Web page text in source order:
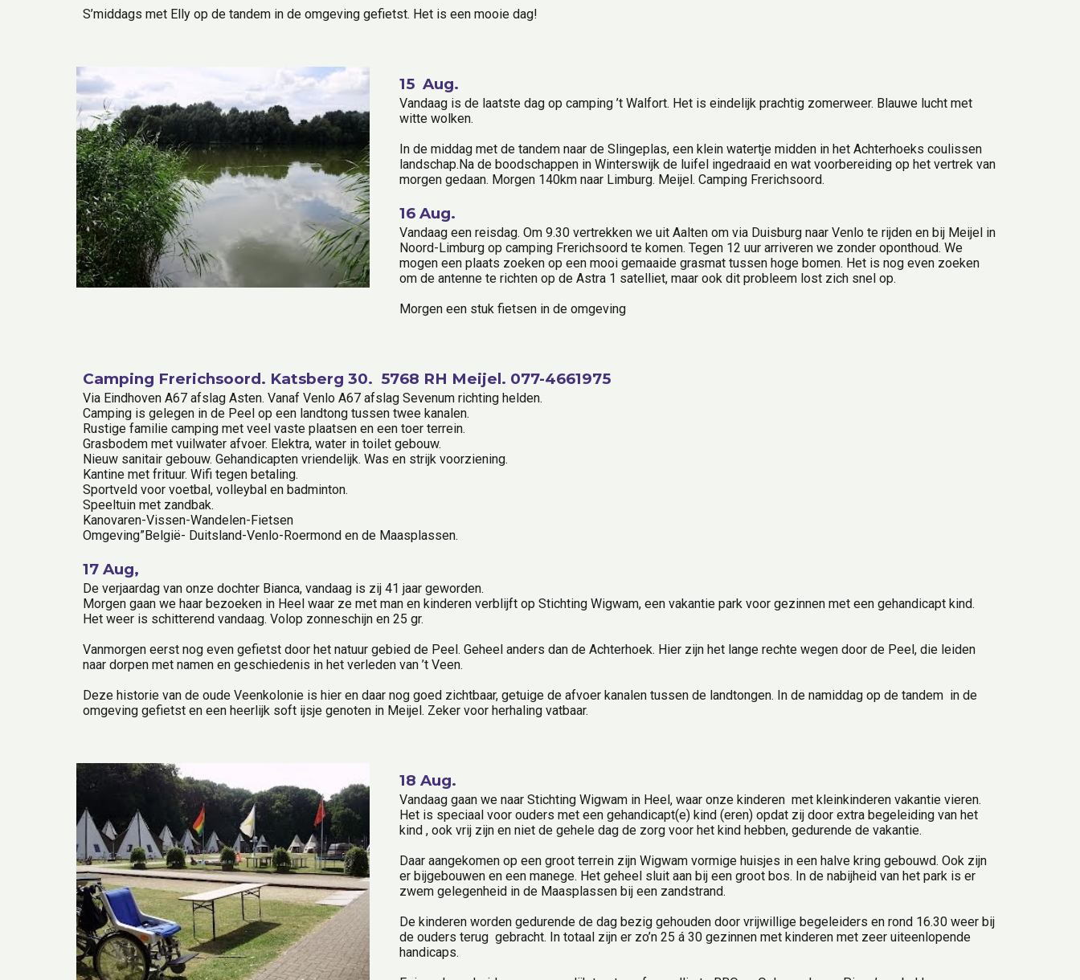
S’middags met Elly op de tandem in de omgeving gefietst. Het is een mooie dag!
15  Aug.
Vandaag is de laatste dag op camping ’t Walfort. Het is eindelijk prachtig zomerweer. Blauwe lucht met
witte wolken.
In de middag met de tandem naar de Slingeplas, een klein watertje midden in het Achterhoeks coulissen
landschap.Na de boodschappen in Winterswijk de luifel ingedraaid en wat voorbereiding op het vertrek van
morgen gedaan. Morgen 140km naar Limburg. Meijel. Camping Frerichsoord.
16 Aug.
Vandaag een reisdag. Om 9.30 vertrekken we uit Aalten om via Duisburg naar Venlo te rijden en bij Meijel in
Noord-Limburg op camping Frerichsoord te komen. Tegen 12 uur arriveren we zonder oponthoud. We
mogen een plaats zoeken op een mooi gemaaide grasmat tussen hoge bomen. Het is nog even zoeken
om de antenne te richten op de Astra 1 satelliet, maar ook dit probleem lost zich snel op.
Morgen een stuk fietsen in de omgeving
Camping Frerichsoord. Katsberg 30.  5768 RH Meijel. 077-4661975
Via Eindhoven A67 afslag Asten. Vanaf Venlo A67 afslag Sevenum richting helden.
Camping is gelegen in de Peel op een landtong tussen twee kanalen.
Rustige familie camping met veel vaste plaatsen en een toer terrein.
Grasbodem met vuilwater afvoer. Elektra, water in toilet gebouw.
Nieuw sanitair gebouw. Gehandicapten vriendelijk. Was en strijk voorziening.
Kantine met frituur. Wifi tegen betaling.
Sportveld voor voetbal, volleybal en badminton.
Speeltuin met zandbak.
Kanovaren-Vissen-Wandelen-Fietsen
Omgeving”België- Duitsland-Venlo-Roermond en de Maasplassen.
17 Aug,
De verjaardag van onze dochter Bianca, vandaag is zij 41 jaar geworden.
Morgen gaan we haar bezoeken in Heel waar ze met man en kinderen verblijft op Stichting Wigwam, een vakantie park voor gezinnen met een gehandicapt kind.
Het weer is schitterend vandaag. Volop zonneschijn en 25 gr.
Vanmorgen eerst nog even gefietst door het natuur gebied de Peel. Geheel anders dan de Achterhoek. Hier zijn het lange rechte wegen door de Peel, die leiden
naar dorpen met namen en geschiedenis in het verleden van ’t Veen.
Deze historie van de oude Veenkolonie is hier en daar nog goed zichtbaar, getuige de afvoer kanalen tussen de landtongen. In de namiddag op de tandem  in de
omgeving gefietst en een heerlijk soft ijsje genoten in Meijel. Zeker voor herhaling vatbaar.
18 Aug.
Vandaag gaan we naar Stichting Wigwam in Heel, waar onze kinderen  met kleinkinderen vakantie vieren.
Het is speciaal voor ouders met een gehandicapt(e) kind (eren) opdat zij door extra begeleiding van het
kind , ook vrij zijn en niet de gehele dag de zorg voor het kind hebben, gedurende de vakantie.
Daar aangekomen op een groot terrein zijn Wigwam vormige huisjes in een halve kring gebouwd. Ook zijn
er bijgebouwen en een manege. Het geheel sluit aan bij een groot bos. In de nabijheid van het park is er
zwem gelegenheid in de Maasplassen bij een zandstrand.
De kinderen worden gedurende de dag bezig gehouden door vrijwillige begeleiders en rond 16.30 weer bij
de ouders terug  gebracht. In totaal zijn er zo’n 25 á 30 gezinnen met kinderen met zeer uiteenlopende
handicaps.